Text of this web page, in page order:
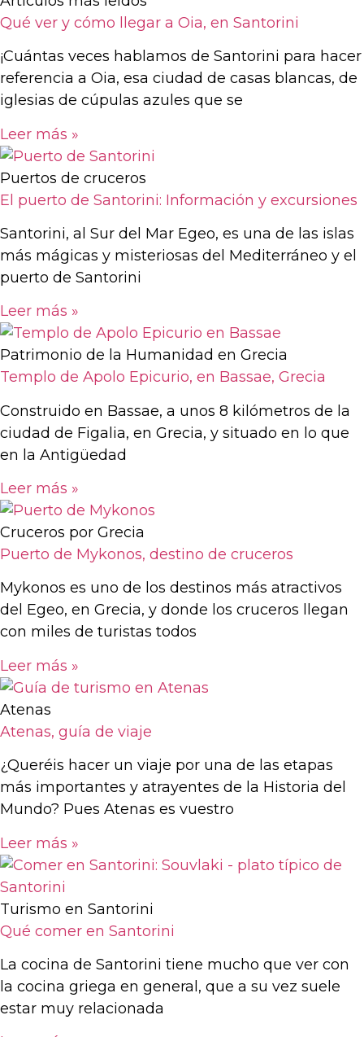
Qué ver y cómo llegar a Oia, en Santorini
¡Cuántas veces hablamos de Santorini para hacer
referencia a Oia, esa ciudad de casas blancas, de
iglesias de cúpulas azules que se
Leer más »
Puertos de cruceros
El puerto de Santorini: Información y excursiones
Santorini, al Sur del Mar Egeo, es una de las islas
más mágicas y misteriosas del Mediterráneo y el
puerto de Santorini
Leer más »
Patrimonio de la Humanidad en Grecia
Templo de Apolo Epicurio, en Bassae, Grecia
Construido en Bassae, a unos 8 kilómetros de la
ciudad de Figalia, en Grecia, y situado en lo que
en la Antigüedad
Leer más »
Cruceros por Grecia
Puerto de Mykonos, destino de cruceros
Mykonos es uno de los destinos más atractivos
del Egeo, en Grecia, y donde los cruceros llegan
con miles de turistas todos
Leer más »
Atenas
Atenas, guía de viaje
¿Queréis hacer un viaje por una de las etapas
más importantes y atrayentes de la Historia del
Mundo? Pues Atenas es vuestro
Leer más »
Turismo en Santorini
Qué comer en Santorini
La cocina de Santorini tiene mucho que ver con
la cocina griega en general, que a su vez suele
estar muy relacionada